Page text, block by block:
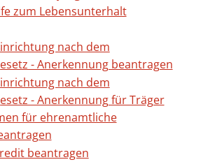
zum Lebensunterhalt
nach dem
- Anerkennung beantragen
nach dem
- Anerkennung für Träger
für ehrenamtliche
beantragen